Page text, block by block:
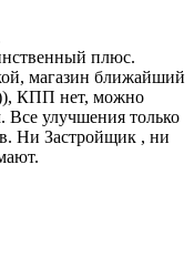
плюс.
магазин ближайший
КПП нет, можно
Все улучшения только
Ни Застройщик , ни